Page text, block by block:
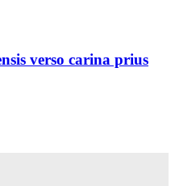
verso carina prius